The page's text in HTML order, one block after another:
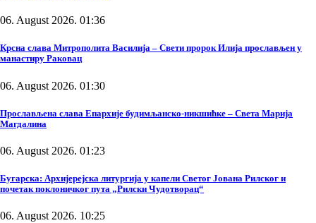
06. August 2026. 01:36
Крсна слава Митрополита Василија – Свети пророк Илија прослављен у
манастиру Раковац
06. August 2026. 01:30
Прослављена слава Епархије будимљанско-никшићке – Света Марија
Магдалина
06. August 2026. 01:23
Бугарска: Архијерејска литургија у капели Светог Јована Рилског и
почетак поклоничког пута „Рилски Чудотворац“
06. August 2026. 10:25